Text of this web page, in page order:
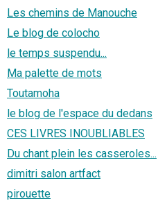
Les chemins de Manouche
Le blog de colocho
le temps suspendu...
Ma palette de mots
Toutamoha
le blog de l'espace du dedans
CES LIVRES INOUBLIABLES
Du chant plein les casseroles...
dimitri salon artfact
pirouette